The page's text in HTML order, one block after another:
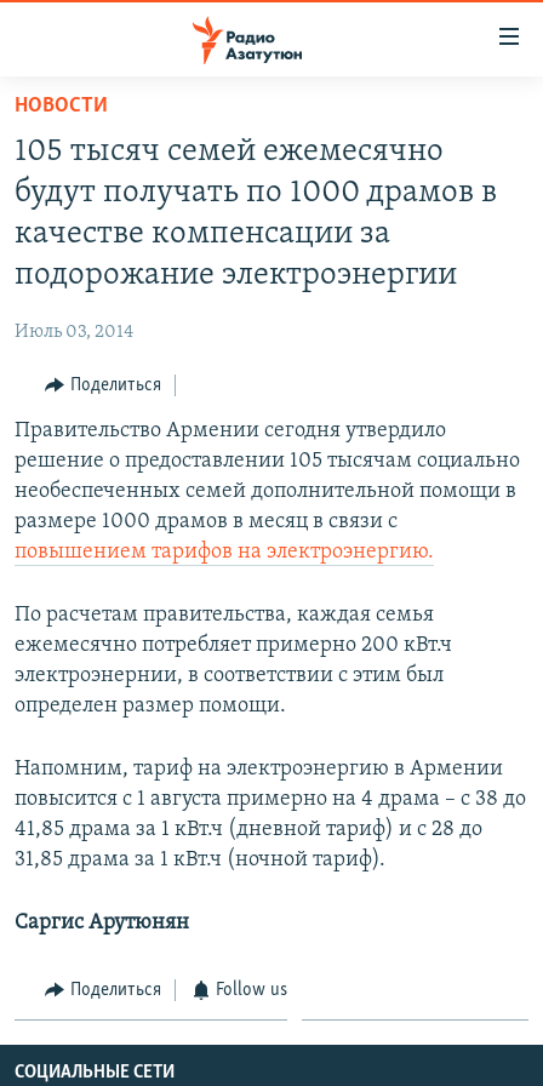
Перейти
основному
содержанию
Перейти
основной
Перейти
поиску
НОВОСТИ
ПОЛИТИКА
РЕГИОН
НАГОРНЫЙ КАРАБАХ
КУЛЬТУРА
СПОРТ
АРХИВ
English
Русский
НОВОСТИ
105 тысяч семей ежемесячно
будут получать по 1000 драмов в
качестве компенсации за
подорожание электроэнергии
Июль 03, 2014
Поделиться
Правительство Армении сегодня утвердило
решение о предоставлении 105 тысячам социально
необеспеченных семей дополнительной помощи в
размере 1000 драмов в месяц в связи с
повышением тарифов на электроэнергию.
По расчетам правительства, каждая семья
ежемесячно потребляет примерно 200 кВт.ч
электроэнернии, в соответствии с этим был
определен размер помощи.
Напомним, тариф на электроэнергию в Армении
повысится с 1 августа примерно на 4 драма – с 38 до
41,85 драма за 1 кВт.ч (дневной тариф) и с 28 до
31,85 драма за 1 кВт.ч (ночной тариф).
Саргис Арутюнян
Поделиться Follow us
СОЦИАЛЬНЫЕ СЕТИ